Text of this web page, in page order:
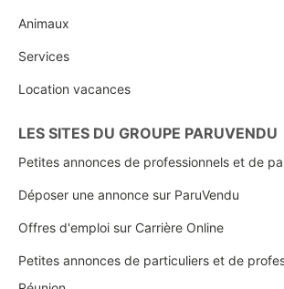
Animaux
Services
Location vacances
LES SITES DU GROUPE PARUVENDU
Petites annonces de professionnels et de
Déposer une annonce sur ParuVendu
Offres d'emploi sur Carrière Online
Petites annonces de particuliers et de